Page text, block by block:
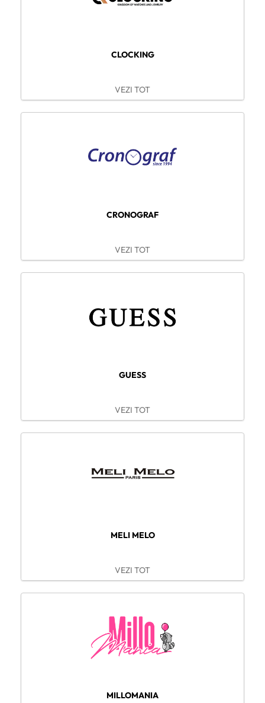
CLOCKING
VEZI TOT
CRONOGRAF
VEZI TOT
GUESS
VEZI TOT
MELI MELO
VEZI TOT
MILLOMANIA